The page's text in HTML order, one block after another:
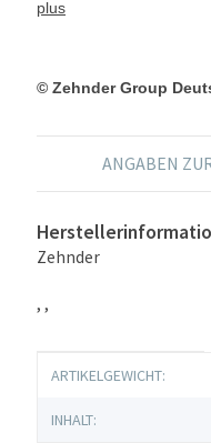
plus
© Zehnder Group
ANGABEN
Zehnder
, ,
Wert
ARTIKELGEWICHT:
INHALT: